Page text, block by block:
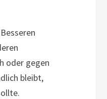
oder gegen
bleibt,